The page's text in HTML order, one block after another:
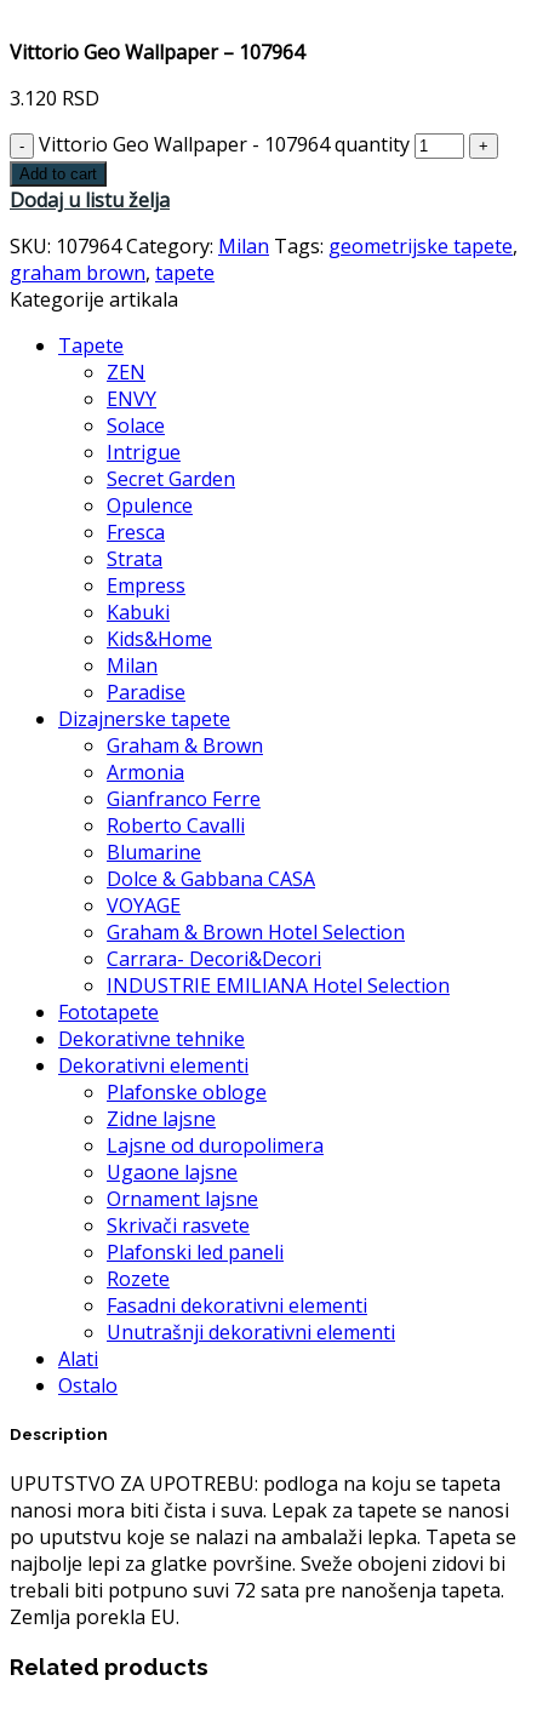
Vittorio Geo Wallpaper – 107964
3.120 RSD
Vittorio Geo Wallpaper - 107964 quantity
Add to cart
Dodaj u listu želja
SKU: 107964Category: Milan Tags: geometrijske tapete,
graham brown, tapete
Kategorije artikala
Tapete
ZEN
ENVY
Solace
Intrigue
Secret Garden
Opulence
Fresca
Strata
Empress
Kabuki
Kids&Home
Milan
Paradise
Dizajnerske tapete
Graham & Brown
Armonia
Gianfranco Ferre
Roberto Cavalli
Blumarine
Dolce & Gabbana CASA
VOYAGE
Graham & Brown Hotel Selection
Carrara- Decori&Decori
INDUSTRIE EMILIANA Hotel Selection
Fototapete
Dekorativne tehnike
Dekorativni elementi
Plafonske obloge
Zidne lajsne
Lajsne od duropolimera
Ugaone lajsne
Ornament lajsne
Skrivači rasvete
Plafonski led paneli
Rozete
Fasadni dekorativni elementi
Unutrašnji dekorativni elementi
Alati
Ostalo
Description
UPUTSTVO ZA UPOTREBU: podloga na koju se tapeta
nanosi mora biti čista i suva. Lepak za tapete se nanosi
po uputstvu koje se nalazi na ambalaži lepka. Tapeta se
najbolje lepi za glatke površine. Sveže obojeni zidovi bi
trebali biti potpuno suvi 72 sata pre nanošenja tapeta.
Zemlja porekla EU.
Related products